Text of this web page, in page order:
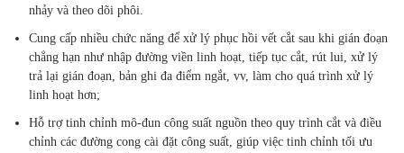
nhảy và theo dõi phôi.
Cung cấp nhiều chức năng để xử lý phục hồi vết cắt sau khi gián đoạn
chẳng hạn như nhập đường viền linh hoạt, tiếp tục cắt, rút lui, xử lý
trả lại gián đoạn, bản ghi đa điểm ngắt, vv, làm cho quá trình xử lý
linh hoạt hơn;
Hỗ trợ tinh chỉnh mô-đun công suất nguồn theo quy trình cắt và điều
chỉnh các đường cong cài đặt công suất, giúp việc tinh chỉnh tối ưu